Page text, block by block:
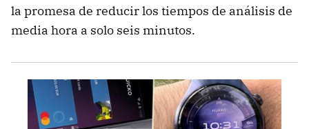
la promesa de reducir los tiempos de análisis de
media hora a solo seis minutos.